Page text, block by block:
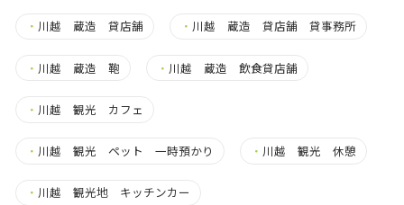
・ 川越 蔵造 貸店舗 ・ 川越 蔵造 貸店舗 貸事務所
・ 川越 蔵造 鞄 ・ 川越 蔵造 飲食貸店舗
・ 川越 観光 カフェ
・ 川越 観光 ペット 一時預かり ・ 川越 観光 休憩
・ 川越 観光地 キッチンカー